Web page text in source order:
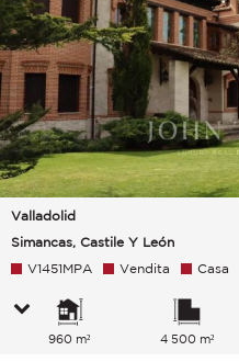
Valladolid
Simancas, Castile Y León
V1451MPA Vendita Casa
960 m² 4 500 m²